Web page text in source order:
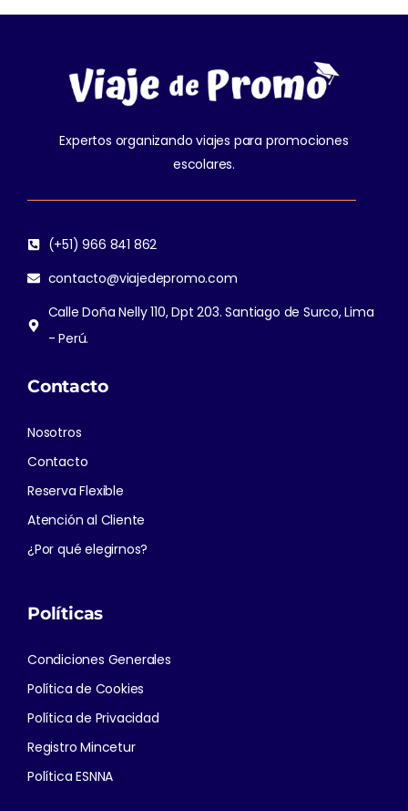
Expertos organizando viajes para promociones
escolares.
(+51) 966 841 862
contacto@viajedepromo.com
Calle Doña Nelly 110, Dpt 203. Santiago de Surco, Lima
- Perú.
Contacto
Nosotros
Contacto
Reserva Flexible
Atención al Cliente
¿Por qué elegirnos?
Políticas
Condiciones Generales
Política de Cookies
Política de Privacidad
Registro Mincetur
Política ESNNA